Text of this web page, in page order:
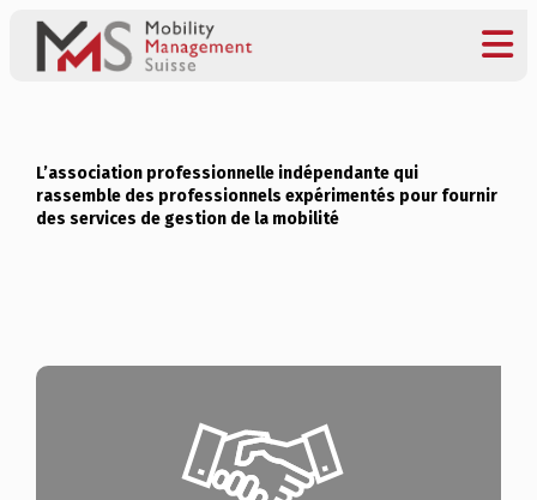
L’association professionnelle indépendante qui
rassemble des professionnels expérimentés pour fournir
des services de gestion de la mobilité